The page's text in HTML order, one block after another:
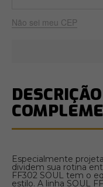
Não sei meu CEP
DESCRIÇÃO
Especialmente
dividem sua rotina
FF302 SOUL tem o
estilo. A linha SOUL